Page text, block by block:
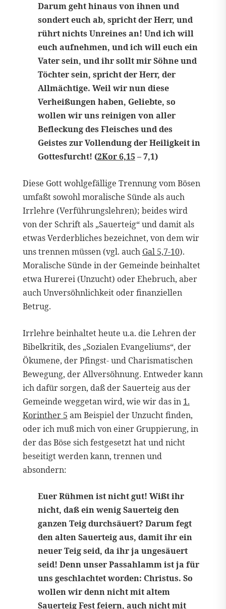
Darum geht hinaus von ihnen und
sondert euch ab, spricht der Herr, und
rührt nichts Unreines an! Und ich will
euch aufnehmen, und ich will euch ein
Vater sein, und ihr sollt mir Söhne und
Töchter sein, spricht der Herr, der
Allmächtige. Weil wir nun diese
Verheißungen haben, Geliebte, so
wollen wir uns reinigen von aller
Befleckung des Fleisches und des
Geistes zur Vollendung der Heiligkeit in
Gottesfurcht! (2Kor 6,15 – 7,1)
Diese Gott wohlgefällige Trennung vom Bösen
umfaßt sowohl moralische Sünde als auch
Irrlehre (Verführungslehren); beides wird
von der Schrift als „Sauerteig“ und damit als
etwas Verderbliches bezeichnet, von dem wir
uns trennen müssen (vgl. auch Gal 5,7-10).
Moralische Sünde in der Gemeinde beinhaltet
etwa Hurerei (Unzucht) oder Ehebruch, aber
auch Unversöhnlichkeit oder finanziellen
Betrug.
Irrlehre beinhaltet heute u.a. die Lehren der
Bibelkritik, des „Sozialen Evangeliums“, der
Ökumene, der Pfingst- und Charismatischen
Bewegung, der Allversöhnung. Entweder kann
ich dafür sorgen, daß der Sauerteig aus der
Gemeinde weggetan wird, wie wir das in 1.
Korinther 5 am Beispiel der Unzucht finden,
oder ich muß mich von einer Gruppierung, in
der das Böse sich festgesetzt hat und nicht
beseitigt werden kann, trennen und
absondern:
Euer Rühmen ist nicht gut! Wißt ihr
nicht, daß ein wenig Sauerteig den
ganzen Teig durchsäuert? Darum fegt
den alten Sauerteig aus, damit ihr ein
neuer Teig seid, da ihr ja ungesäuert
seid! Denn unser Passahlamm ist ja für
uns geschlachtet worden: Christus. So
wollen wir denn nicht mit altem
Sauerteig Fest feiern, auch nicht mit